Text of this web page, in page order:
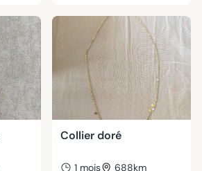
Collier doré
1 mois 688km